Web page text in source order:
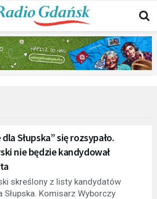
Słupska” się rozsypało.
nie będzie kandydował
skreślony z listy kandydatów
Słupska. Komisarz Wyborczy